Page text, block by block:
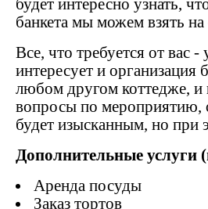
будет интересно узнать,
банкета мы можем взять на
Все, что требуется от вас -
интересует и организация
любом другом коттедже,
вопросы по мероприятию,
будет изысканным, но при
Дополнительные услуги
Аренда посуды
Заказ тортов